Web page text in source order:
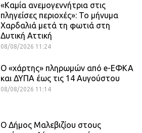
«Καμία ανεμογεννήτρια στις
πληγείσες περιοχές»: Το μήνυμα
Χαρδαλιά μετά τη φωτιά στη
Δυτική Αττική
08/08/2026 11:24
Ο «χάρτης» πληρωμών από e-ΕΦΚΑ
και ΔΥΠΑ έως τις 14 Αυγούστου
08/08/2026 11:14
Ο Δήμος Μαλεβιζίου στους